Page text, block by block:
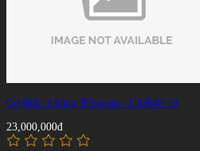
Cơ Bida 3 băng JFlowers - CAR40-10
23,000,000đ